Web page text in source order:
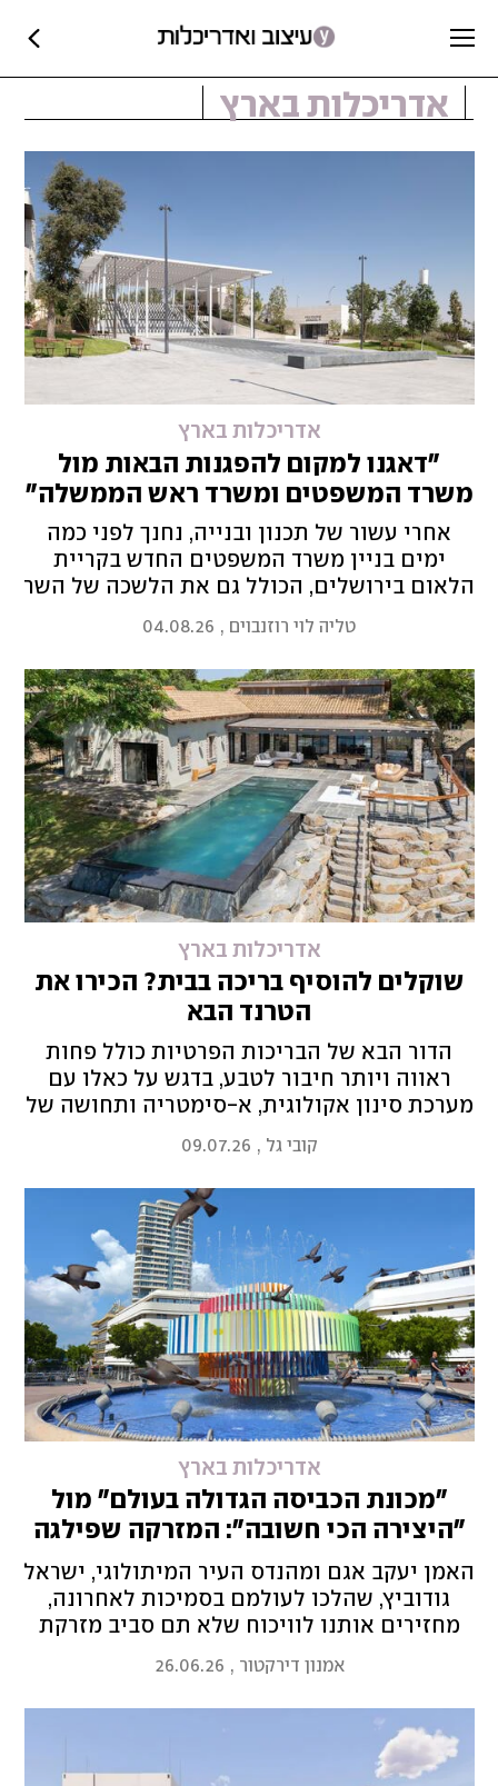
אדריכלות בארץ
אדריכלות בארץ
"דאגנו למקום להפגנות הבאות מול
משרד המשפטים ומשרד ראש הממשלה"
אחרי עשור של תכנון ובנייה, נחנך לפני כמה
ימים בניין משרד המשפטים החדש בקריית
הלאום בירושלים, הכולל גם את הלשכה של השר
יריב לוין. חלק מהתכנון כולל כיכר ציבורית
לאירועים – וגם למחאות
טליה לוי רוזנבוים ,
04.08.26
אדריכלות בארץ
שוקלים להוסיף בריכה בבית? הכירו את
הטרנד הבא
הדור הבא של הבריכות הפרטיות כולל פחות
ראווה ויותר חיבור לטבע, בדגש על כאלו עם
מערכת סינון אקולוגית, א-סימטריה ותחושה של
קובי גל ,
09.07.26
אדריכלות בארץ
"מכונת הכביסה הגדולה בעולם" מול
"היצירה הכי חשובה": המזרקה שפילגה
את תל אביב
האמן יעקב אגם ומהנדס העיר המיתולוגי, ישראל
גודוביץ, שהלכו לעולמם בסמיכות לאחרונה,
מחזירים אותנו לוויכוח שלא תם סביב מזרקת
מתעקשים שהם לא היו צ'ילבות, אלא שני
מקצוענים מלאי תשוקה
אמנון דירקטור ,
26.06.26